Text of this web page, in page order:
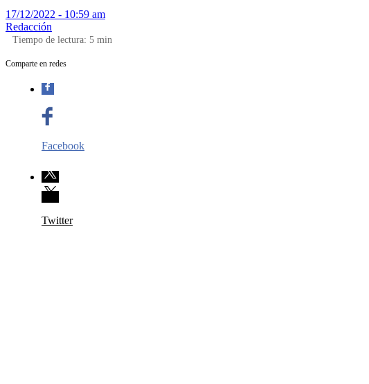
17/12/2022 - 10:59 am
Redacción
Tiempo de lectura: 5 min
Comparte en redes
Facebook
Twitter